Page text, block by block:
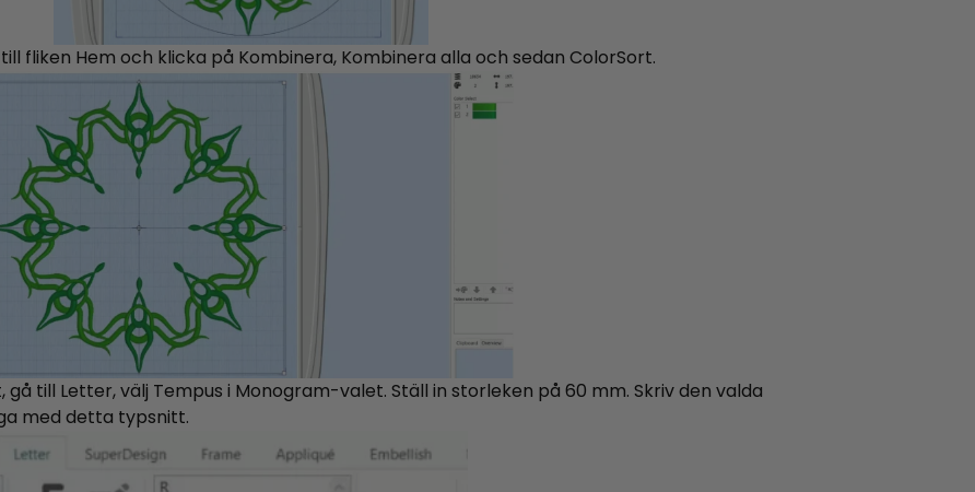
fliken Hem och klicka på Kombinera, Kombinera alla och sedan ColorSort.
till Letter, välj Tempus i Monogram-valet. Ställ in storleken på 60 mm. Skriv den valda
med detta typsnitt.